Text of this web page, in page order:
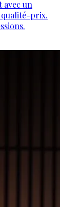
avec un
qualité-prix.